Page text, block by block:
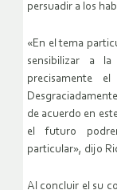
persuadir a los
«En el tema
sensibilizar a
precisamente
de acuerdo en
el futuro
particular», dijo
Al concluir el su